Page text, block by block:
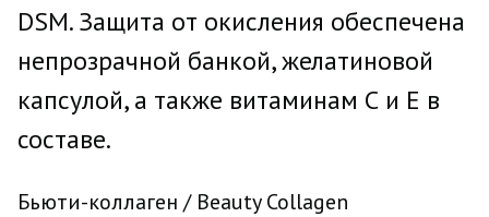
DSM. Защита от окисления обеспечена
непрозрачной банкой, желатиновой
капсулой, а также витаминам С и Е в
составе.
Бьюти-коллаген / Beauty Collagen